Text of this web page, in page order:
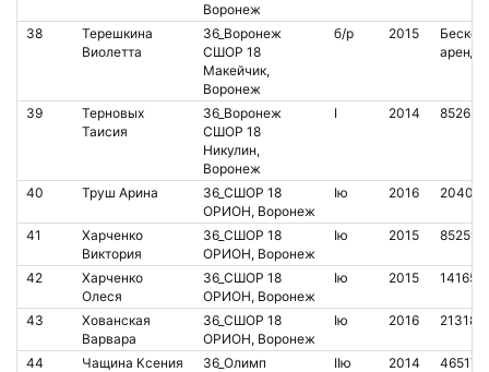
Воронеж
38
Терешкина
Виолетта
36_Воронеж
СШОР 18
Макейчик,
Воронеж
б/р 2015
аренда
39
Терновых
Таисия
36_Воронеж
СШОР 18
Никулин,
Воронеж
I 2014
40 Труш Арина
36_СШОР 18
ОРИОН, Воронеж
Iю 2016
41
Харченко
Виктория
36_СШОР 18
ОРИОН, Воронеж
Iю 2015
42
Харченко
Олеся
36_СШОР 18
ОРИОН, Воронеж
Iю 2015
43
Хованская
Варвара
36_СШОР 18
ОРИОН, Воронеж
Iю 2016
44 Чащина Ксения
36_Олимп
IIю 2014